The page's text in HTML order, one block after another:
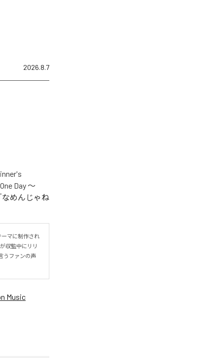
2026.8.7
Day ～
「なめんじゃね
ーマに制作され
収監中にリリ
うファンの声
Music